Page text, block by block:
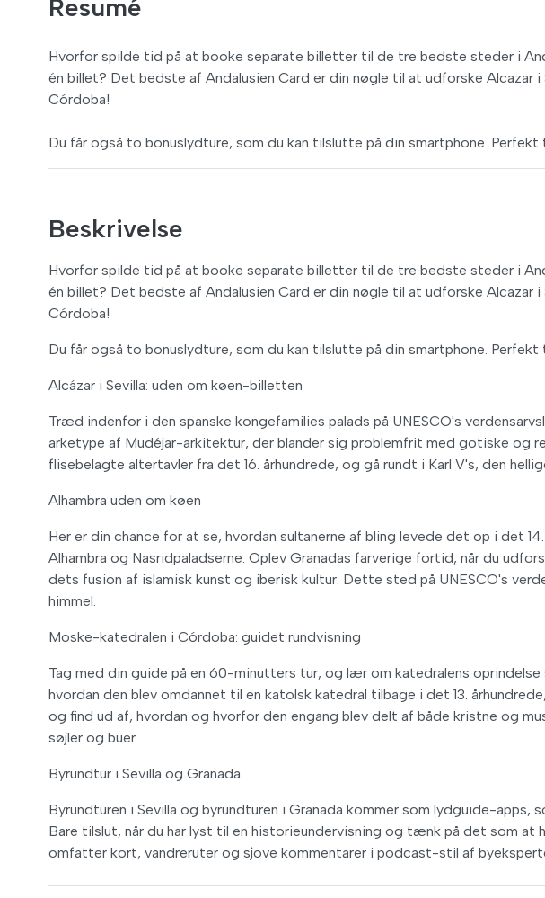
Resumé
Hvorfor spilde tid på at booke separate billetter til de tre bedste steder i
én billet? Det bedste af Andalusien Card er din nøgle til at udforske Alcazar
Córdoba!
Du får også to bonuslydture, som du kan tilslutte på din smartphone.
Beskrivelse
Hvorfor spilde tid på at booke separate billetter til de tre bedste steder i
én billet? Det bedste af Andalusien Card er din nøgle til at udforske Alcazar
Córdoba!
Du får også to bonuslydture, som du kan tilslutte på din smartphone.
Alcázar i Sevilla: uden om køen-billetten
Træd indenfor i den spanske kongefamilies palads på UNESCO's
arketype af Mudéjar-arkitektur, der blander sig problemfrit med gotiske og
flisebelagte altertavler fra det 16. århundrede, og gå rundt i Karl V's, den
Alhambra uden om køen
Her er din chance for at se, hvordan sultanerne af bling levede det op i det
Alhambra og Nasridpaladserne. Oplev Granadas farverige fortid, når du
dets fusion af islamisk kunst og iberisk kultur. Dette sted på UNESCO's
himmel.
Moske-katedralen i Córdoba: guidet rundvisning
Tag med din guide på en 60-minutters tur, og lær om katedralens
hvordan den blev omdannet til en katolsk katedral tilbage i det 13.
og find ud af, hvordan og hvorfor den engang blev delt af både kristne og
søjler og buer.
Byrundtur i Sevilla og Granada
Byrundturen i Sevilla og byrundturen i Granada kommer som lydguide-apps,
Bare tilslut, når du har lyst til en historieundervisning og tænk på det som at
omfatter kort, vandreruter og sjove kommentarer i podcast-stil af